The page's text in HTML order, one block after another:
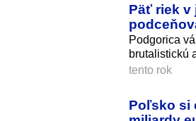
Päť riek v
Podgorica
brutalistickú
tento rok
Poľsko si